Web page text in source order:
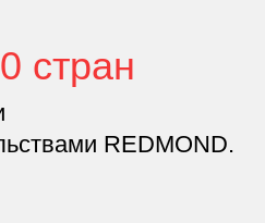
стран
REDMOND.